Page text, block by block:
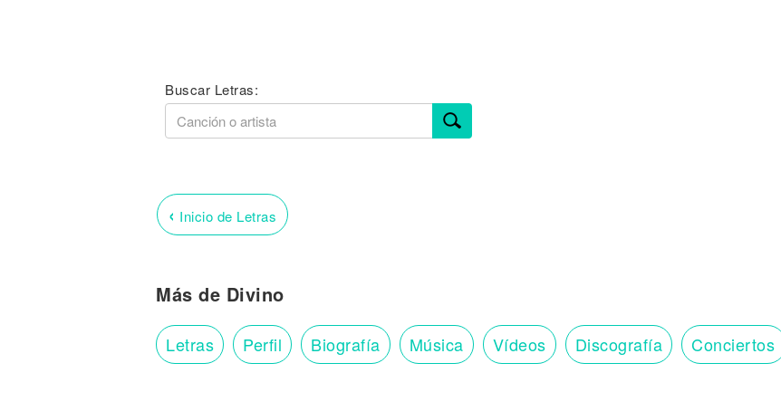
Buscar Letras:
‹ Inicio de Letras
Más de Divino
Letras Perfil Biografía Música Vídeos Discografía Conciertos